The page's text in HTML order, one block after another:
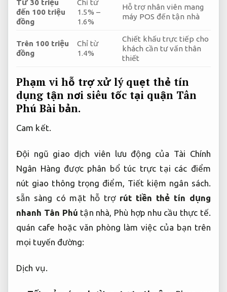
Từ 30 triệu
đến 100 triệu
đồng
Chỉ từ
1.5% –
1.6%
Hỗ trợ nhân viên mang
máy POS đến tận nhà
Trên 100 triệu
đồng
Chỉ từ
1.4%
Chiết khấu trực tiếp cho
khách cần tư vấn thân
thiết
Phạm vi hỗ trợ xử lý quẹt thẻ tín
dụng tận nơi siêu tốc tại quận Tân
Phú Bài bản.
Cam kết.
Đội ngũ giao dịch viên lưu động của Tài Chính
Ngân Hàng được phân bổ túc trực tại các điểm
nút giao thông trọng điểm, Tiết kiệm ngân sách.
sẵn sàng có mặt hỗ trợ rút tiền thẻ tín dụng
nhanh Tân Phú tận nhà, Phù hợp nhu cầu thực tế.
quán cafe hoặc văn phòng làm việc của bạn trên
mọi tuyến đường:
Dịch vụ.